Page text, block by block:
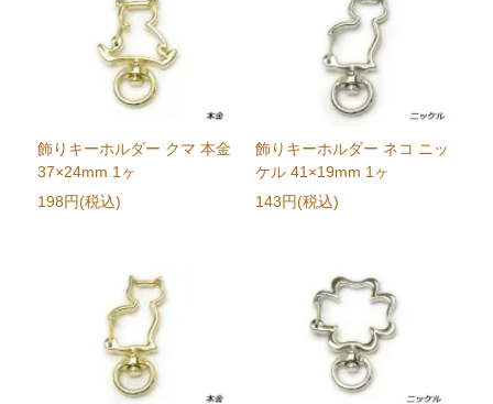
飾りキーホルダー クマ 本金
37×24mm 1ヶ
198円(税込)
飾りキーホルダー ネコ ニッ
ケル 41×19mm 1ヶ
143円(税込)